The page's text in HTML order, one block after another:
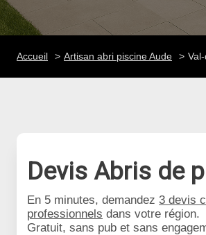
Accueil Artisan abri piscine Aude
Devis Abris de
En 5 minutes, demandez 3 devis
professionnels dans votre région.
Gratuit, sans pub et sans